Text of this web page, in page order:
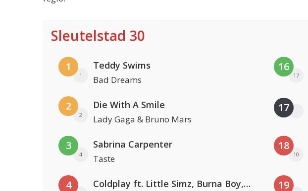
Sleutelstad 30
1
1
Teddy Swims
Bad Dreams
2
2
Die With A Smile
Lady Gaga & Bruno Mars
3
4
Sabrina Carpenter
Taste
4 Coldplay ft. Little Simz, Burna Boy, Elyanna & Tini
16
17
17
18
10
19